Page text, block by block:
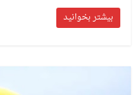
بیشتر بخوانید